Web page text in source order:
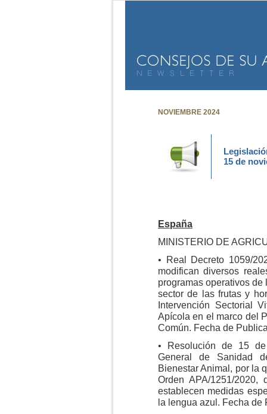
NOVIEMBRE 2024
15 de
España
MINISTERIO DE
• Real Decreto 1059/
modifican diversos
programas operativos
sector de las frutas y
Intervención Sectorial
Apícola en el marco del
Común. Fecha de
• Resolución de 15
General de Sanidad
Bienestar Animal, por la
Orden APA/1251/
establecen medidas
la lengua azul. Fecha de